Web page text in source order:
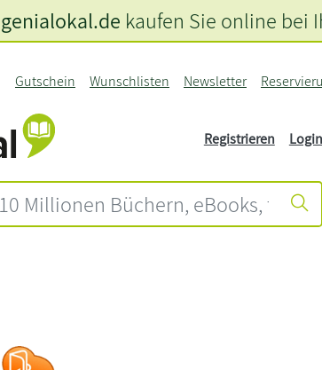
Gutschein Wunschlisten Newsletter
Registrieren Login
genialokal.de kaufen Sie online bei